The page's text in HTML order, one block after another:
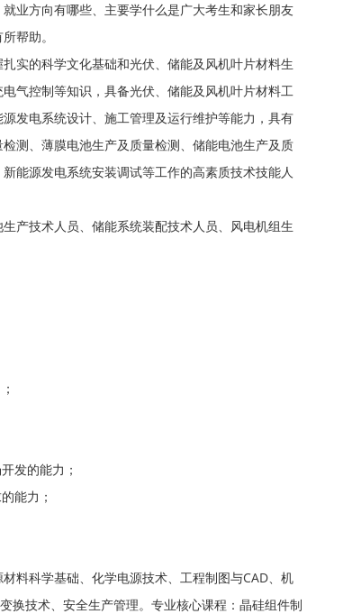
业方向有哪些、主要学什么是广大考生和家长朋友
帮助。
实的科学文化基础和光伏、储能及风机叶片材料生
气控制等知识，具备光伏、储能及风机叶片材料工
发电系统设计、施工管理及运行维护等能力，具有
测、薄膜电池生产及质量检测、储能电池生产及质
能源发电系统安装调试等工作的高素质技术技能人
产技术人员、储能系统装配技术人员、风电机组生
发的能力；
能力；
料科学基础、化学电源技术、工程制图与CAD、机
换技术、安全生产管理。专业核心课程：晶硅组件制